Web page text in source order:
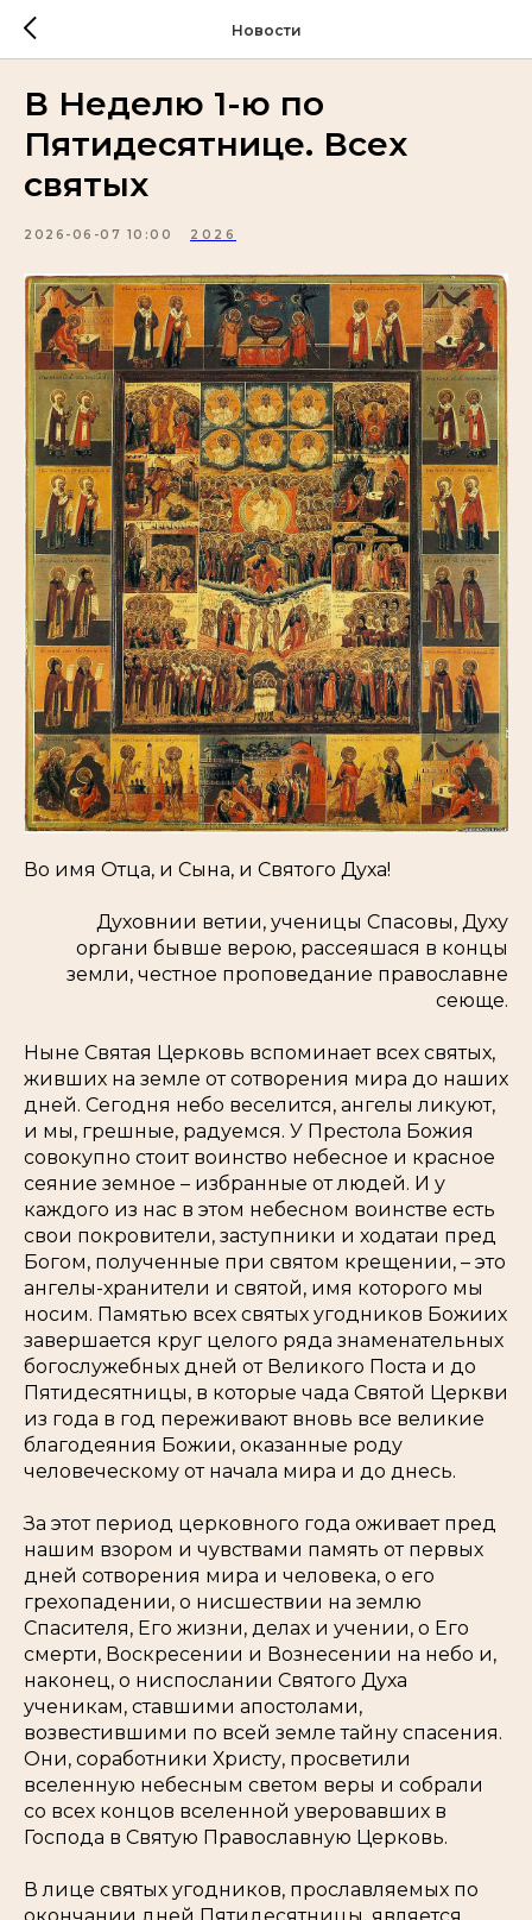
Новости
В Неделю 1-ю по
Пятидесятнице. Всех
святых
2026-06-07 10:00 2026
Во имя Отца, и Сына, и Святого Духа!
Духовнии ветии, ученицы Спасовы, Духу
органи бывше верою, рассеяшася в концы
земли, честное проповедание православне
сеюще.
Ныне Святая Церковь вспоминает всех святых,
живших на земле от сотворения мира до наших
дней. Сегодня небо веселится, ангелы ликуют,
и мы, грешные, радуемся. У Престола Божия
совокупно стоит воинство небесное и красное
сеяние земное – избранные от людей. И у
каждого из нас в этом небесном воинстве есть
свои покровители, заступники и ходатаи пред
Богом, полученные при святом крещении, – это
ангелы-хранители и святой, имя которого мы
носим. Памятью всех святых угодников Божиих
завершается круг целого ряда знаменательных
богослужебных дней от Великого Поста и до
Пятидесятницы, в которые чада Святой Церкви
из года в год переживают вновь все великие
благодеяния Божии, оказанные роду
человеческому от начала мира и до днесь.
За этот период церковного года оживает пред
нашим взором и чувствами память от первых
дней сотворения мира и человека, о его
грехопадении, о нисшествии на землю
Спасителя, Его жизни, делах и учении, о Его
смерти, Воскресении и Вознесении на небо и,
наконец, о ниспослании Святого Духа
ученикам, ставшими апостолами,
возвестившими по всей земле тайну спасения.
Они, соработники Христу, просветили
вселенную небесным светом веры и собрали
со всех концов вселенной уверовавших в
Господа в Святую Православную Церковь.
В лице святых угодников, прославляемых по